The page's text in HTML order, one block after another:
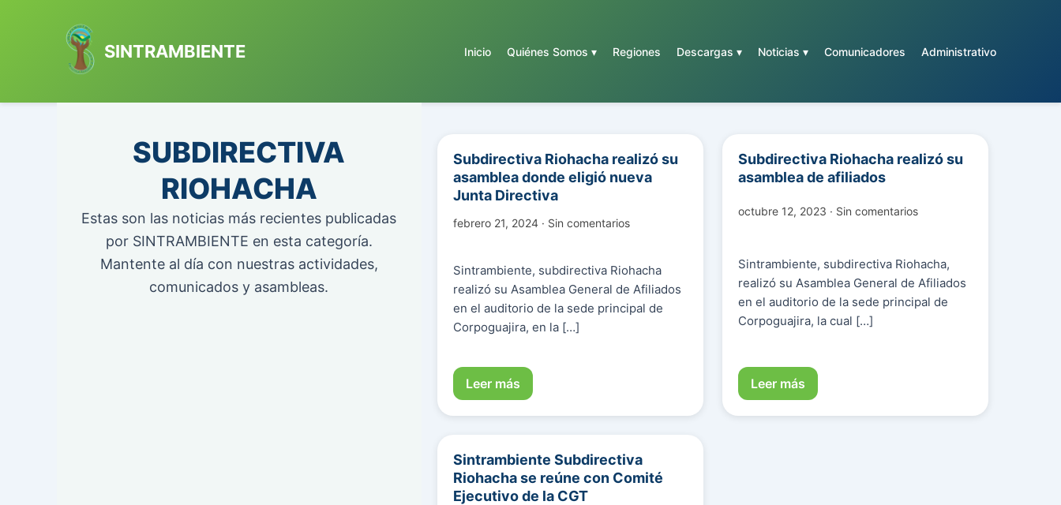
SINTRAMBIENTE Inicio Quiénes Somos ▾ Regiones Descargas ▾ Noticias ▾ Comunicadores Administrativo
SUBDIRECTIVA
RIOHACHA
Estas son las noticias más recientes publicadas
por SINTRAMBIENTE en esta categoría.
Mantente al día con nuestras actividades,
comunicados y asambleas.
Subdirectiva Riohacha realizó su
asamblea donde eligió nueva
Junta Directiva
febrero 21, 2024 · Sin comentarios
Sintrambiente, subdirectiva Riohacha
realizó su Asamblea General de Afiliados
en el auditorio de la sede principal de
Corpoguajira, en la […]
Leer más
Subdirectiva Riohacha realizó su
asamblea de afiliados
octubre 12, 2023 · Sin comentarios
Sintrambiente, subdirectiva Riohacha,
realizó su Asamblea General de Afiliados
en el auditorio de la sede principal de
Corpoguajira, la cual […]
Leer más
Sintrambiente Subdirectiva
Riohacha se reúne con Comité
Ejecutivo de la CGT